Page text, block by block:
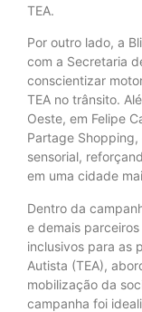
TEA.
Por outro lado, a
com a Secretaria
conscientizar
TEA no trânsito.
Oeste, em Felipe
Partage
sensorial,
em uma cidade
Dentro da
e demais
inclusivos para as
Autista (TEA),
mobilização da
campanha foi